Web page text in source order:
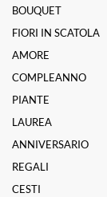
BOUQUET
FIORI IN SCATOLA
AMORE
COMPLEANNO
PIANTE
LAUREA
ANNIVERSARIO
REGALI
CESTI